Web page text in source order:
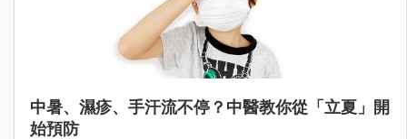
中暑、濕疹、手汗流不停？中醫教你從「立夏」開
始預防